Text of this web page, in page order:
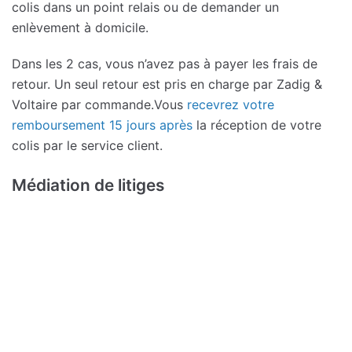
colis dans un point relais ou de demander un
enlèvement à domicile.
Dans les 2 cas, vous n’avez pas à payer les frais de
retour. Un seul retour est pris en charge par Zadig &
Voltaire par commande.Vous recevrez votre
remboursement 15 jours après la réception de votre
colis par le service client.
Médiation de litiges